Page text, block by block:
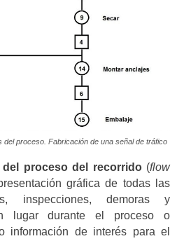
del proceso. Fabricación de una señal de tráfico
proceso del recorrido(flow
gráfica de todas las
inspecciones, demoras y
lugar durante el proceso o
información de interés para el